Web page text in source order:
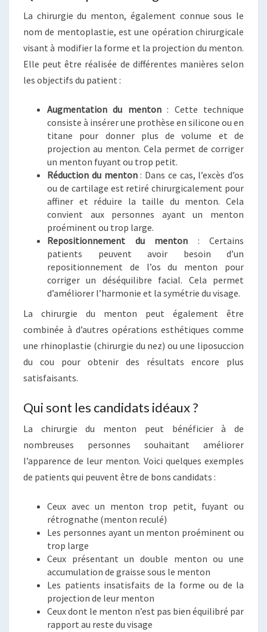
La chirurgie du menton, également connue sous le
nom de mentoplastie, est une opération chirurgicale
visant à modifier la forme et la projection du menton.
Elle peut être réalisée de différentes manières selon
les objectifs du patient :
Augmentation du menton: Cette technique
consiste à insérer une prothèse en silicone ou en
titane pour donner plus de volume et de
projection au menton. Cela permet de corriger
un menton fuyant ou trop petit.
Réduction du menton: Dans ce cas, l’excès d’os
ou de cartilage est retiré chirurgicalement pour
affiner et réduire la taille du menton. Cela
convient aux personnes ayant un menton
proéminent ou trop large.
Repositionnement du menton : Certains
patients peuvent avoir besoin d’un
repositionnement de l’os du menton pour
corriger un déséquilibre facial. Cela permet
d’améliorer l’harmonie et la symétrie du visage.
La chirurgie du menton peut également être
combinée à d’autres opérations esthétiques comme
une rhinoplastie (chirurgie du nez) ou une liposuccion
du cou pour obtenir des résultats encore plus
satisfaisants.
Qui sont les candidats idéaux ?
La chirurgie du menton peut bénéficier à de
nombreuses personnes souhaitant améliorer
l’apparence de leur menton. Voici quelques exemples
de patients qui peuvent être de bons candidats :
Ceux avec un menton trop petit, fuyant ou
rétrognathe (menton reculé)
Les personnes ayant un menton proéminent ou
trop large
Ceux présentant un double menton ou une
accumulation de graisse sous le menton
Les patients insatisfaits de la forme ou de la
projection de leur menton
Ceux dont le menton n’est pas bien équilibré par
rapport au reste du visage